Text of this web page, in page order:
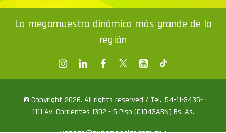
La megamuestra dinámica más grande de la
región
© Copyright 2026. All rights reserved / Tel.: 54-11-3435-
1111 Av. Corrientes 1302 - 5 Piso (C1043ABN) Bs. As.